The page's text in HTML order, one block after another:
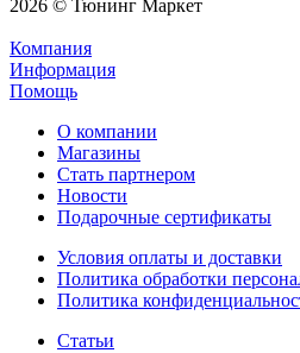
2026 © Тюнинг Маркет
Компания
Информация
Помощь
О компании
Магазины
Стать партнером
Новости
Подарочные сертификаты
Условия оплаты и доставки
Политика обработки
Политика
Статьи